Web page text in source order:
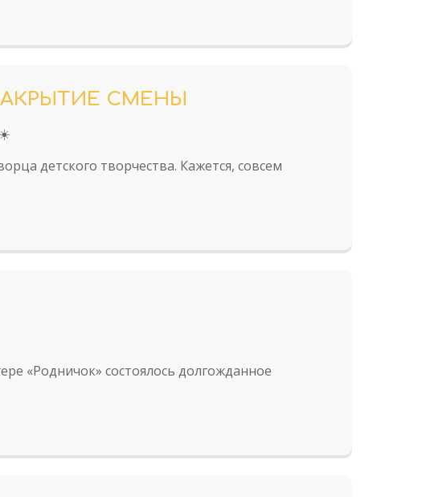
СМЕНЫ
детского творчества. Кажется, совсем
«Родничок» состоялось долгожданное